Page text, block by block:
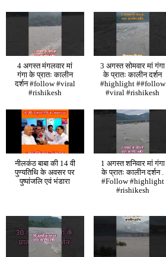
4 अगस्त मंगलवार मां
गंगा के प्रातः कालीन
दर्शन #follow #viral
#rishikesh
3 अगस्त सोमवार मां गंगा
के प्रातः कालीन दर्शन
#highlight ##follow
#viral #rishikesh
नीलकंठ बाबा की 14 वी
पुण्यतिथि के अवसर पर
पुष्पांजलि एवं भंडारा
1 अगस्त शनिवार मां गंगा
के प्रातः कालीन दर्शन .
#Follow #highlight
#rishikesh